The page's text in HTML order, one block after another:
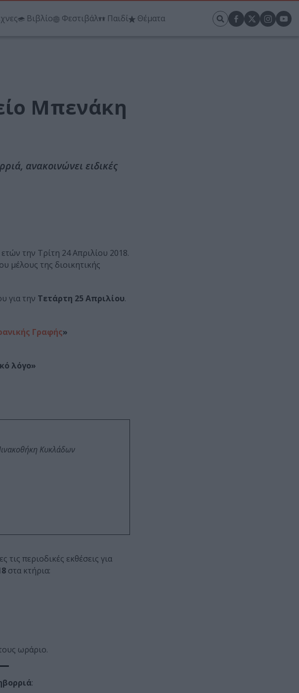
Βιβλίο Φεστιβάλ Παιδί Θέματα
Μπενάκη
ανακοινώνει ειδικές
την Τρίτη 24 Απριλίου 2018.
μέλους της διοικητικής
για την Τετάρτη 25 Απριλίου.
Γραφής»
λόγο»
Κυκλάδων
περιοδικές εκθέσεις για
στα κτήρια:
ωράριο.
: